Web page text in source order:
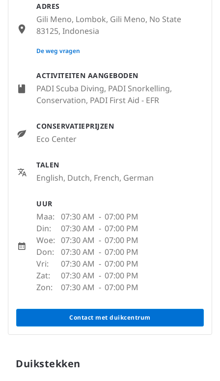
ACTIVITEITEN AANGEBODEN
PADI Scuba Diving, PADI Snorkelling,
Conservation, PADI First Aid - EFR
CONSERVATIEPRIJZEN
Eco Center
TALEN
English, Dutch, French, German
UUR
Maa: 07:30 AM - 07:00 PM
Din:
07:30 AM - 07:00 PM
Woe: 07:30 AM - 07:00 PM
Don:
07:30 AM - 07:00 PM
Vri:
07:30 AM - 07:00 PM
Zat:
07:30 AM - 07:00 PM
Zon:
07:30 AM - 07:00 PM
Contact met duikcentrum
ADRES
Gili Meno, Lombok, Gili Meno, No State
83125, Indonesia
None
De weg vragen
Duikstekken